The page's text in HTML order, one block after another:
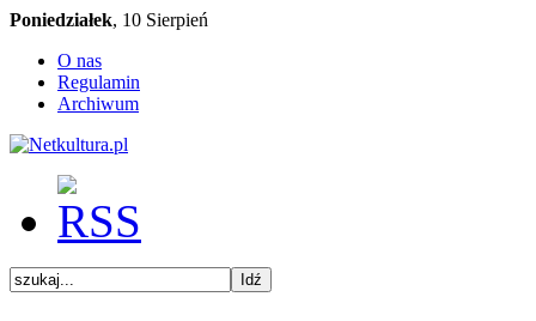
Poniedziałek, 10 Sierpień
O nas
Regulamin
Archiwum